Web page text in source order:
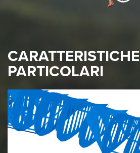
CARATTERISTICHE
PARTICOLARI